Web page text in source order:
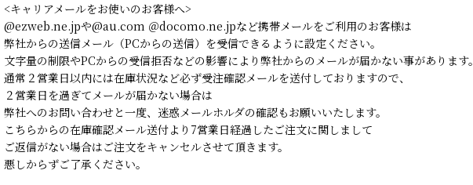
<キャリアメールをお使いのお客様へ>
@ezweb.ne.jpや@au.com ＠docomo.ne.jpなど携帯メールをご利用のお客様は
弊社からの送信メール（PCからの送信）を受信できるように設定ください。
文字量の制限やPCからの受信拒否などの影響により弊社からのメールが届かない事があります。
通常２営業日以内には在庫状況など必ず受注確認メールを送付しておりますので、
２営業日を過ぎてメールが届かない場合は
弊社へのお問い合わせと一度、迷惑メールホルダの確認もお願いいたします。
こちらからの在庫確認メール送付より7営業日経過したご注文に関しまして
ご返信がない場合はご注文をキャンセルさせて頂きます。
悪しからずご了承ください。